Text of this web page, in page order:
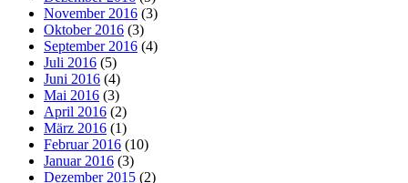
November 2016 (3)
Oktober 2016 (3)
September 2016 (4)
Juli 2016 (5)
Juni 2016 (4)
Mai 2016 (3)
April 2016 (2)
März 2016 (1)
Februar 2016 (10)
Januar 2016 (3)
Dezember 2015 (2)